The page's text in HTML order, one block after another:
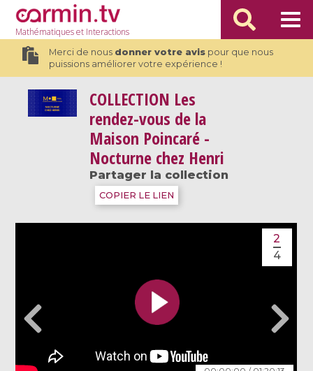
Mathématiqueset Interactions
Merci de nous donner votre avispour que nous
puissions améliorer votre expérience !
COLLECTION Les
rendez-vous de la
Maison Poincaré -
Nocturne chez Henri
Partager la collection
COPIER LE LIEN
2
4